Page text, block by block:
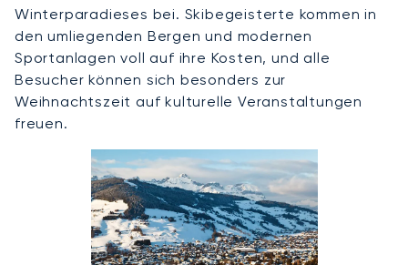
Winterparadieses bei. Skibegeisterte kommen in
den umliegenden Bergen und modernen
Sportanlagen voll auf ihre Kosten, und alle
Besucher können sich besonders zur
Weihnachtszeit auf kulturelle Veranstaltungen
freuen.